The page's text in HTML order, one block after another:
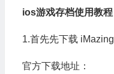
ios游戏存档使用教程
1.首先先下载 iMazing
官方下载地址：